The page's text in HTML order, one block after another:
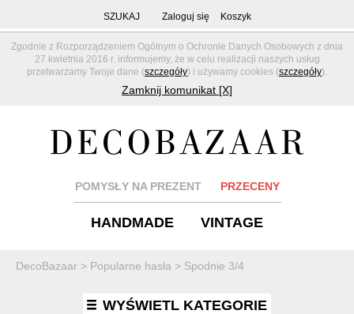
Zgodnie z Rozporządzeniem Ogólnym o Ochronie Danych Osobowych z dnia
27 kwietnia 2016 r. informujemy, że w celu realizacji naszych usług
przetwarzamy Twoje dane (szczegóły) i używamy cookies (szczegóły).
Zamknij komunikat [X]
SZUKAJ Zaloguj się Koszyk
POMYSŁY NA PREZENT PRZECENY
HANDMADE VINTAGE
DecoBazaar > Popularne hasła > Spodnie 3/4
WYŚWIETL KATEGORIE